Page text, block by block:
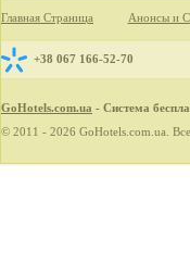
Главная Страница Анонсы и
+38 067 166-52-70
GoHotels.com.ua - Система
© 2011 - 2026 GoHotels.com.ua.